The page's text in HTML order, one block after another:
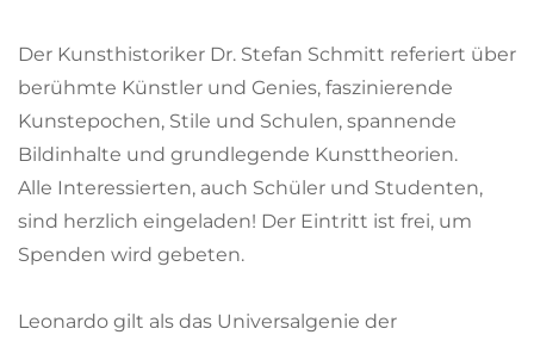
Der Kunsthistoriker Dr. Stefan Schmitt referiert über
berühmte Künstler und Genies, faszinierende
Kunstepochen, Stile und Schulen, spannende
Bildinhalte und grundlegende Kunsttheorien.
Alle Interessierten, auch Schüler und Studenten,
sind herzlich eingeladen! Der Eintritt ist frei, um
Spenden wird gebeten.
Leonardo gilt als das Universalgenie der